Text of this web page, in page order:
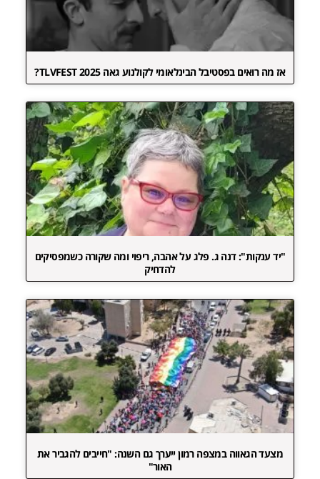
אז מה רואים בפסטיבל הבינלאומי לקולנוע גאה TLVFEST 2025?
"יד ענקות": דנה ג. פלג על אהבה, ריפוי ומה שקורה כשמפסיקים
להדחיק
מצעד הגאווה במצפה רמון ייערך גם השנה: "חייבים להגביר את
האור"